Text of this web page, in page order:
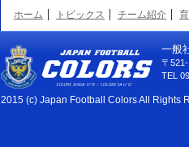
ホーム トピックス チーム紹介
一般
〒
TEL
2015 (c) Japan Football Colors All Rights